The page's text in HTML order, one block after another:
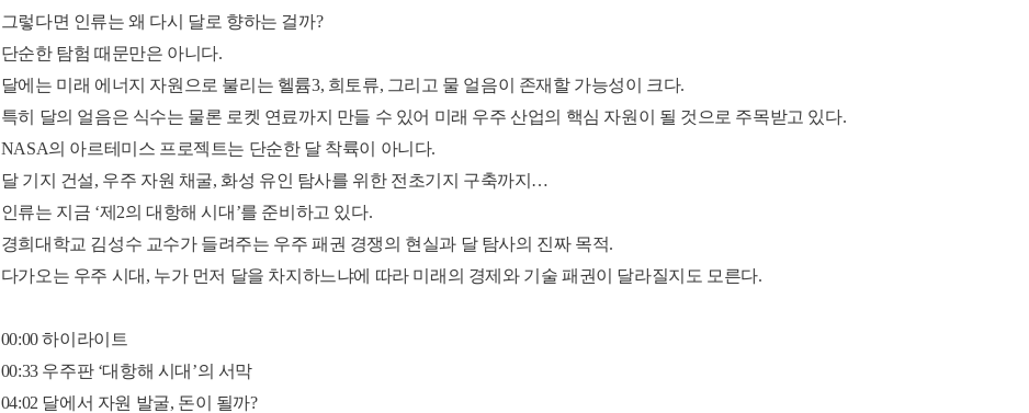
그렇다면 인류는 왜 다시 달로 향하는 걸까?
단순한 탐험 때문만은 아니다.
달에는 미래 에너지 자원으로 불리는 헬륨3, 희토류, 그리고 물 얼음이 존재할 가능성이 크다.
특히 달의 얼음은 식수는 물론 로켓 연료까지 만들 수 있어 미래 우주 산업의 핵심 자원이 될 것으로 주목받고 있다.
NASA의 아르테미스 프로젝트는 단순한 달 착륙이 아니다.
달 기지 건설, 우주 자원 채굴, 화성 유인 탐사를 위한 전초기지 구축까지…
인류는 지금 ‘제2의 대항해 시대’를 준비하고 있다.
경희대학교 김성수 교수가 들려주는 우주 패권 경쟁의 현실과 달 탐사의 진짜 목적.
다가오는 우주 시대, 누가 먼저 달을 차지하느냐에 따라 미래의 경제와 기술 패권이 달라질지도 모른다.
00:00 하이라이트
00:33 우주판 ‘대항해 시대’의 서막
04:02 달에서 자원 발굴, 돈이 될까?